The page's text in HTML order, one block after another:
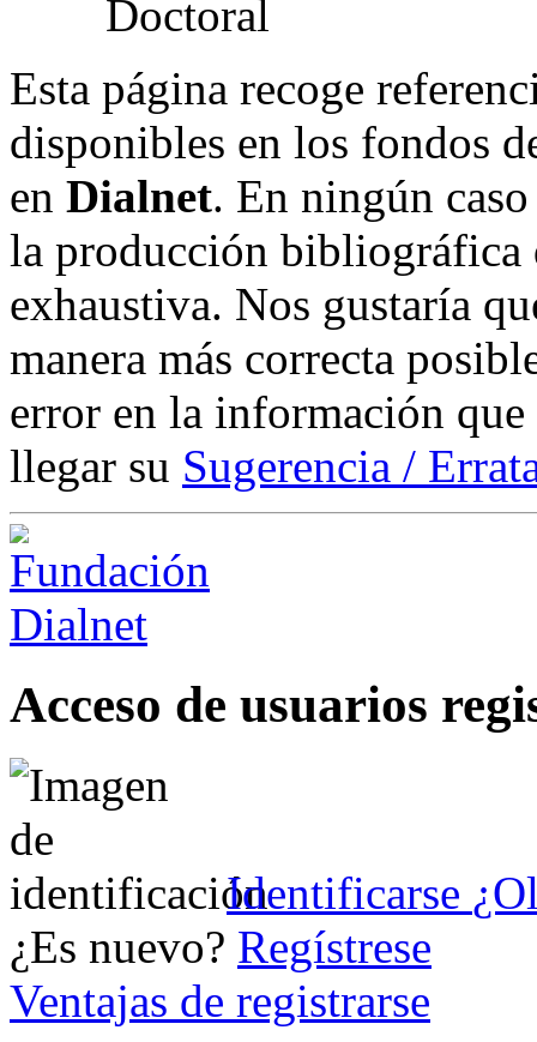
Esta página recoge
disponibles en los fondos
en Dialnet. En ningún
la producción bibliográfica
exhaustiva. Nos gustaría
manera más correcta
error en la información
llegar su Sugerencia /
Acceso de usuarios
Identificarse
¿Es nuevo? Regístrese
Ventajas de registrarse